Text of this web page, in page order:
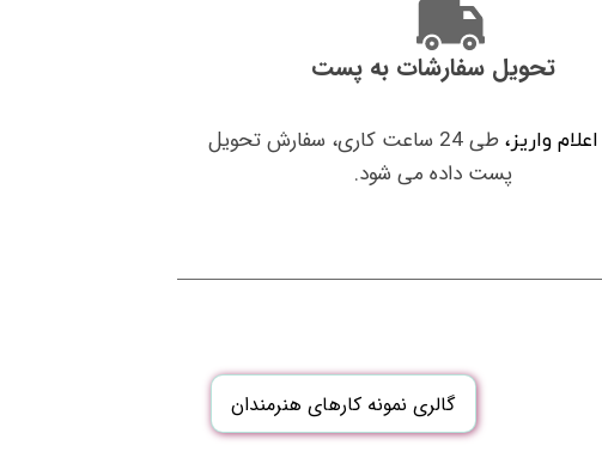
تحویل سفارشات به پست
واریز،
طی 24 ساعت کاری، سفارش تحویل
پست داده می شود.
گالری نمونه کارهای هنرمندان